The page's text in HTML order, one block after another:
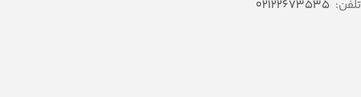
تلفن: 02122673535